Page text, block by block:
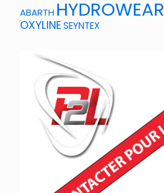
ABARTH HYDROWEAR
OXYLINESEYNTEX